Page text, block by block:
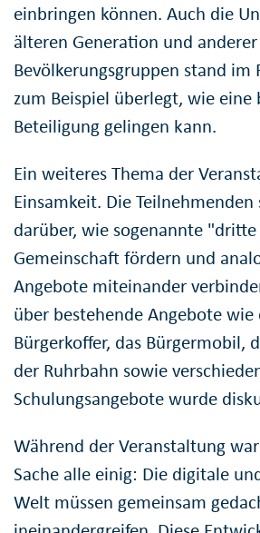
einbringen können. Auch die
älteren Generation und anderer
Bevölkerungsgruppen stand im
zum Beispiel überlegt, wie eine
Beteiligung gelingen kann.
Ein weiteres Thema der
Einsamkeit. Die Teilnehmenden
darüber, wie sogenannte
Gemeinschaft fördern und
Angebote miteinander
über bestehende Angebote
Bürgerkoffer, das Bürgermobil,
der Ruhrbahn sowie
Schulungsangebote wurde
Während der Veranstaltung
Sache alle einig: Die digitale
Welt müssen gemeinsam